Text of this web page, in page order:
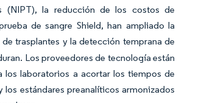
(NIPT), la reducción de los costos de
de sangre Shield, han ampliado la
trasplantes y la detección temprana de
Los proveedores de tecnología están
laboratorios a acortar los tiempos de
estándares preanalíticos armonizados